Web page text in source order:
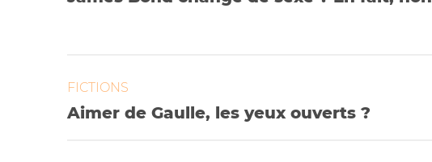
FICTIONS
Aimer de Gaulle, les yeux ouverts ?